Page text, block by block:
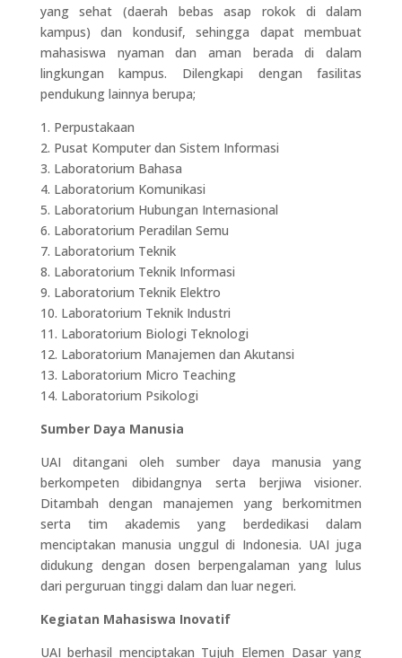
yang sehat (daerah bebas asap rokok di dalam
kampus) dan kondusif, sehingga dapat membuat
mahasiswa nyaman dan aman berada di dalam
lingkungan kampus. Dilengkapi dengan fasilitas
pendukung lainnya berupa;
1. Perpustakaan
2. Pusat Komputer dan Sistem Informasi
3. Laboratorium Bahasa
4. Laboratorium Komunikasi
5. Laboratorium Hubungan Internasional
6. Laboratorium Peradilan Semu
7. Laboratorium Teknik
8. Laboratorium Teknik Informasi
9. Laboratorium Teknik Elektro
10. Laboratorium Teknik Industri
11. Laboratorium Biologi Teknologi
12. Laboratorium Manajemen dan Akutansi
13. Laboratorium Micro Teaching
14. Laboratorium Psikologi
Sumber Daya Manusia
UAI ditangani oleh sumber daya manusia yang
berkompeten dibidangnya serta berjiwa visioner.
Ditambah dengan manajemen yang berkomitmen
serta tim akademis yang berdedikasi dalam
menciptakan manusia unggul di Indonesia. UAI juga
didukung dengan dosen berpengalaman yang lulus
dari perguruan tinggi dalam dan luar negeri.
Kegiatan Mahasiswa Inovatif
UAI berhasil menciptakan Tujuh Elemen Dasar yang